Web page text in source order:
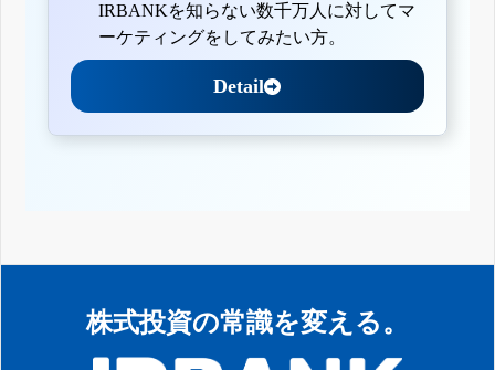
IRBANKを知らない数千万人に対してマ
ーケティングをしてみたい方。
Detail
株式投資の常識を変える。